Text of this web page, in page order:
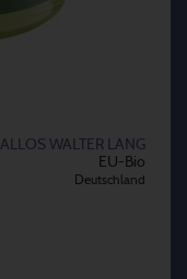
ALLOS WALTER LANG
EU-Bio
Deutschland